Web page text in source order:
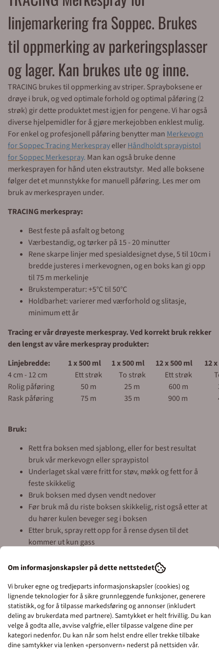
linjemarkering fra Soppec. Brukes
til oppmerking av parkeringsplasser
og lager. Kan brukes ute og inne.
TRACING brukes til oppmerking av striper. Sprayboksene er
drøye i bruk, og ved optimale forhold og optimal påføring (2
strøk) gir dette produktet mest igjen for pengene. Vi har også
diverse hjelpemidler for å gjøre merkejobben enklest mulig.
For enkel og profesjonell påføring benytter man Merkevogn
for Soppec Tracing MerkesprayellerHåndholdt spraypistol
for Soppec Merkespray. Man kan også bruke denne
merkesprayen for hånd uten ekstrautstyr. Med alle boksene
følger det et munnstykke for manuell påføring. Les mer om
bruk av merkesprayen under.
TRACING merkespray:
Best feste på asfalt og betong
Værbestandig, og tørker på 15 - 20 minutter
Rene skarpe linjer med spesialdesignet dyse, 5 til 10cm i
bredde justeres i merkevognen, og en boks kan gi opp
til 75 m merkelinje
Brukstemperatur: +5°C til 50°C
Holdbarhet: varierer med værforhold og slitasje,
minimum ett år
Tracing er vår drøyeste merkespray. Ved korrekt bruk rekker
den lengst av våre merkespray produkter:
Linjebredde:
1 x 500 ml 1 x 500 ml 12 x 500 ml
12
4 cm - 12 cm
Ett strøk To strøk Ett strøk
Rolig påføring
50 m 25 m 600 m
Rask påføring
75 m 35 m 900 m
Bruk:
Rett fra boksen med sjablong, eller for best resultat
bruk vår merkevogn eller spraypistol
Underlaget skal være fritt for støv, møkk og fett for å
feste skikkelig
Bruk boksen med dysen vendt nedover
Før bruk må du riste boksen skikkelig, rist også etter at
du hører kulen beveger seg i boksen
Etter bruk, spray rett opp for å rense dysen til det
kommer ut kun gass
Temperatur ved påføring: ikke lavere en 5 °C
For å få gode skarpe linjer bør første linje påføres tynt
med rask en bevegelse, andre strøket bør være tykkere
og i roligere tempo
Ny asfalt: vent 15 dager før påføring av merkesparay
Ny betong: vent 3-4 uker før påføring av merkespray
På syntetiske gulv som plast, pvc, lakk eller malte gulv i
feks Epoxy anbefaler vi en teststripe først
Priser inkl. eller ekskl.
Om informasjonskapsler på dette nettstedet
Vi bruker egne og tredjeparts informasjonskapsler (cookies) og
lignende teknologier for å sikre grunnleggende funksjoner, generere
statistikk, og for å tilpasse markedsføring og annonser (inkludert
deling av brukerdata med partnere). Samtykket er helt frivillig. Du kan
velge å godta alle, avvise valgfrie, eller tilpasse valgene dine per
kategori nedenfor. Du kan når som helst endre eller trekke tilbake
dine samtykker via lenken «personvern» nederst på nettsiden vår.